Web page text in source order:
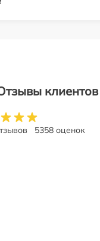
клиентов
5358 оценок